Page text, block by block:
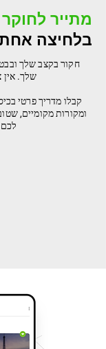
מתייר לחוקר
בלחיצה
חקור בקצב שלך
שלך. אין
קבלו מדריך פרטי
ומקורות מקומיים,